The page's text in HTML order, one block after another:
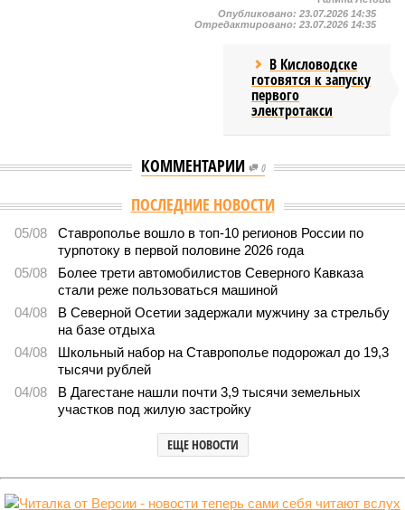
Опубликовано: 23.07.2026 14:35
Отредактировано: 23.07.2026 14:35
В Кисловодске
готовятся к запуску
первого
электротакси
КОММЕНТАРИИ 0
ПОСЛЕДНИЕ НОВОСТИ
05/08
Ставрополье вошло в топ-10 регионов России по
турпотоку в первой половине 2026 года
05/08
Более трети автомобилистов Северного Кавказа
стали реже пользоваться машиной
04/08
В Северной Осетии задержали мужчину за стрельбу
на базе отдыха
04/08
Школьный набор на Ставрополье подорожал до 19,3
тысячи рублей
04/08
В Дагестане нашли почти 3,9 тысячи земельных
участков под жилую застройку
ЕЩЕ НОВОСТИ